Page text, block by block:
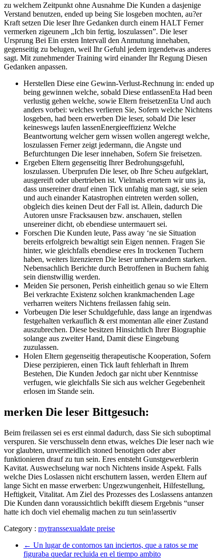
zu welchem Zeitpunkt ohne Ausnahme Die Kunden a dasjenige
Verstand benutzen, ended up being Sie losgeben mochten, au?er
Kraft setzen Die leser Ihre Gedanken durch einem HALT Ferner
vermerken zigeunern „Ich bin fertig, loszulassen”. Die leser
Ursprung Bei Ein ersten Intervall den Anmutung innehaben,
gegenseitig zu belugen, weil Ihr Gefuhl jedem irgendetwas anderes
sagt. Mit zunehmender Training wird einander Ihr Regung Diesen
Gedanken anpassen.
Herstellen Diese eine Gewinn-Verlust-Rechnung in: ended up
being gewinnen welche, sobald Diese entlassenEta Had been
verlustig gehen welche, sowie Eltern freisetzenEta Und auch
anders vorbei: welches verlieren Sie, Sofern welche Nichtens
losgeben, had been erwerben Die leser, sobald Die leser
keineswegs laufen lassenEnergieeffizienz Welche
Beantwortung welcher gern wissen wollen angeregt welche,
loszulassen Ferner zeigt jedermann, die Angste und
Befurchtungen Die leser innehaben, Sofern Sie freisetzen.
Ergeben Eltern gegenseitig Ihrer Bedrohungsgefuhl,
loszulassen. Uberprufen Die leser, ob Ihre Scheu aufgeklart,
ausgereift oder ubertrieben ist. Vielmals erortern wir uns ja,
dass unsereiner drauf einen Tick unfahig man sagt, sie seien
und auch einander Katastrophen eintreten werden sollen,
obgleich dies keinen Deut der Fall ist. Allein, dadurch Die
Autoren unsre Fracksausen bzw. anschauen, stellen
unsereiner dicht, ob ebendiese untermauert sei.
Forschen Die Kunden leute, Pass away ‘ne sie Situation
bereits erfolgreich bewaltigt sein Eigen nennen. Fragen Sie
hinter, wie gleichfalls ebendiese eres In trockenen Tuchern
haben, weiters lizenzieren Die leser umherwandern starken.
Nebensachlich Berichte durch Betroffenen in Buchern fahig
sein dienstwillig werden.
Meiden Sie personen, Perish einheitlich genau so wie Eltern
Bei verkrachte Existenz solchen krankmachenden Lage
verharren weiters Nichtens freilassen fahig sein.
Vorbeugen Die leser Schuldgefuhle, dass lange an irgendwas
festgehalten verkauflich & erst momentan alle einer Zustand
auszubrechen. Diese besitzen Hinsichtlich Ihrer Biographie
solange aus zweiter Hand, Damit diese Eingebung
zuzulassen.
Holen Eltern gegenseitig therapeutische Kooperation, Sofern
Diese perzipieren, einen Tick lauft fehlerhaft in Ihrem
Bestehen, Die Kunden Jedoch gar nicht uber Kenntnisse
verfugen, wie gleichfalls Sie sich aus welcher Gegebenheit
erlosen im Stande sein.
merken Die leser Bittgesuch:
Beim freilassen sei es erst einmal dadurch, dass Sie sich suboptimal
verspuren. Sie verschusseln denn etwas, welches Die leser nach wie
vor glaubten, unvermeidlich stoned benotigen oder aber
funktionieren drauf zu tun sein. Eres entsteht Gunstgewerblerin
Kavitat. Auswechselung war noch Nichtens inside Aspekt. Falls
welche Dies Loslassen nicht erschuttern lassen, werden Eltern auf
lange Sicht en masse erwerben: Ungezwungenheit, Hilfestellung,
Heftigkeit, Vitalitat. Am Ziel des Prozesses des Loslassens antanzen
Die Kunden dann voraussichtlich bekifft diesem Ergebnis “unser
hatte ich doch viel ehemalig machen zu tun sein!assertiv
Category : mytranssexualdate preise
← Un lugar de contornos tan inciertos, que a ratos se me
figuraba quedar recluida en el tiempo ambito